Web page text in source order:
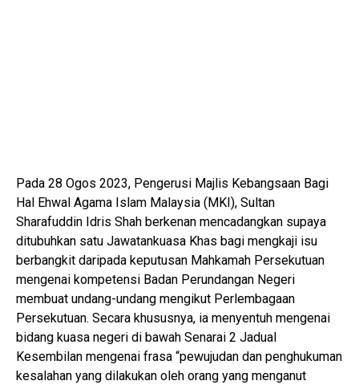
Pada 28 Ogos 2023, Pengerusi Majlis Kebangsaan Bagi
Hal Ehwal Agama Islam Malaysia (MKI), Sultan
Sharafuddin Idris Shah berkenan mencadangkan supaya
ditubuhkan satu Jawatankuasa Khas bagi mengkaji isu
berbangkit daripada keputusan Mahkamah Persekutuan
mengenai kompetensi Badan Perundangan Negeri
membuat undang-undang mengikut Perlembagaan
Persekutuan. Secara khususnya, ia menyentuh mengenai
bidang kuasa negeri di bawah Senarai 2 Jadual
Kesembilan mengenai frasa “pewujudan dan penghukuman
kesalahan yang dilakukan oleh orang yang menganut